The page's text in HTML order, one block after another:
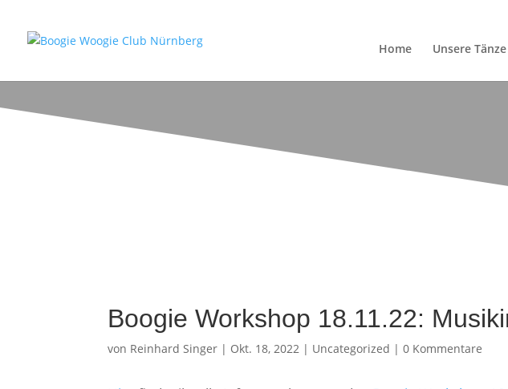
Home Unsere Tänze
Boogie Workshop 18.11.22:
von Reinhard Singer | Okt. 18, 2022 | Uncategorized |0 Kommentare